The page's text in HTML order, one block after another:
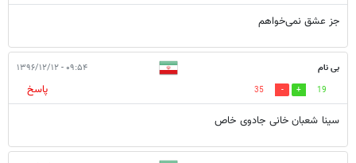
جز عشق نمی‌خواهم
بی نام ۰۹:۵۴ - ۱۳۹۶/۱۲/۱۲
19
35
پاسخ
سینا شعبان خانی جادوی خاص